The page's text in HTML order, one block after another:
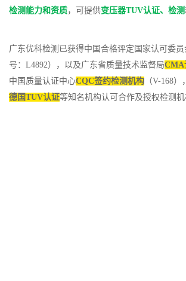
检测能力和资质，可提供变压器TUV认证、检测
广东优科检测已获得中国合格评定国家认可委员
号：L4892），以及广东省质量技术监督局CMA
中国质量认证中心CQC签约检测机构 （V-168）
德国TUV认证等知名机构认可合作及授权检测机